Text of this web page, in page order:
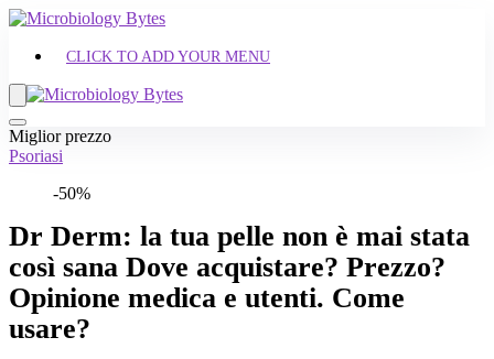
CLICK TO ADD YOUR MENU
Miglior prezzo
Psoriasi
-50%
Dr Derm: la tua pelle non è mai stata
così sana Dove acquistare? Prezzo?
Opinione medica e utenti. Come
usare?